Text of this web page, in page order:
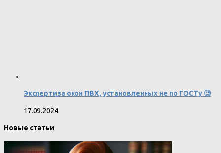
Экспертиза окон ПВХ, установленных не по ГОСТу 🧐
17.09.2024
Новые статьи